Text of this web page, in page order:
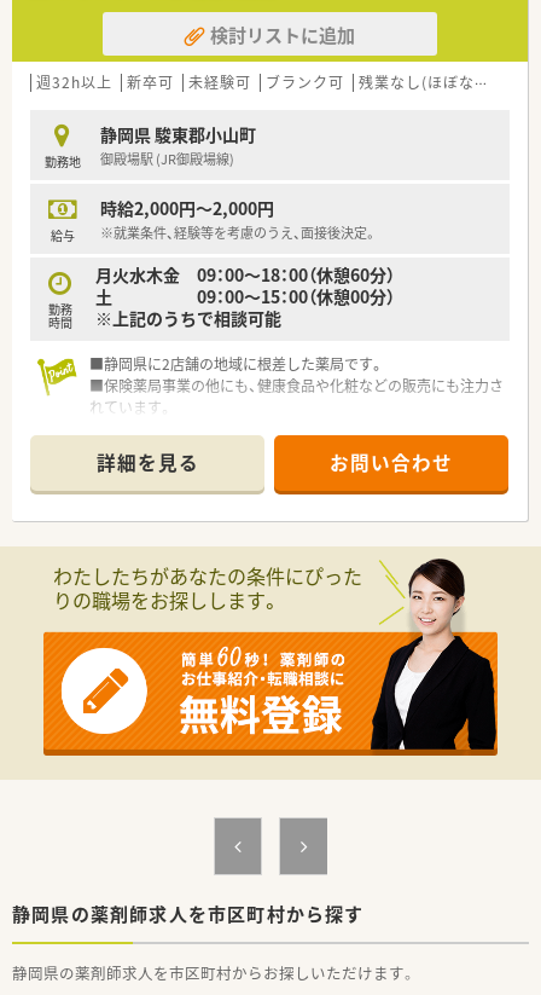
検討リストに追加
週32h以上 新卒可 未経験可 ブランク可 残業なし(ほぼなし含む)
勤務地
静岡県 駿東郡小山町
御殿場駅 (JR御殿場線)
給与
時給2,000円～2,000円
※就業条件、経験等を考慮のうえ、面接後決定。
勤務
時間
月火水木金 09：00～18：00（休憩60分）
土 09：00～15：00（休憩00分）
※上記のうちで相談可能
■静岡県に2店舗の地域に根差した薬局です。
■保険薬局事業の他にも、健康食品や化粧などの販売にも注力さ
れています。
事されております。
詳細を見る お問い合わせ
わたしたちがあなたの条件にぴった
りの職場をお探しします。
静岡県の薬剤師求人を市区町村から探す
静岡県の薬剤師求人を市区町村からお探しいただけます。